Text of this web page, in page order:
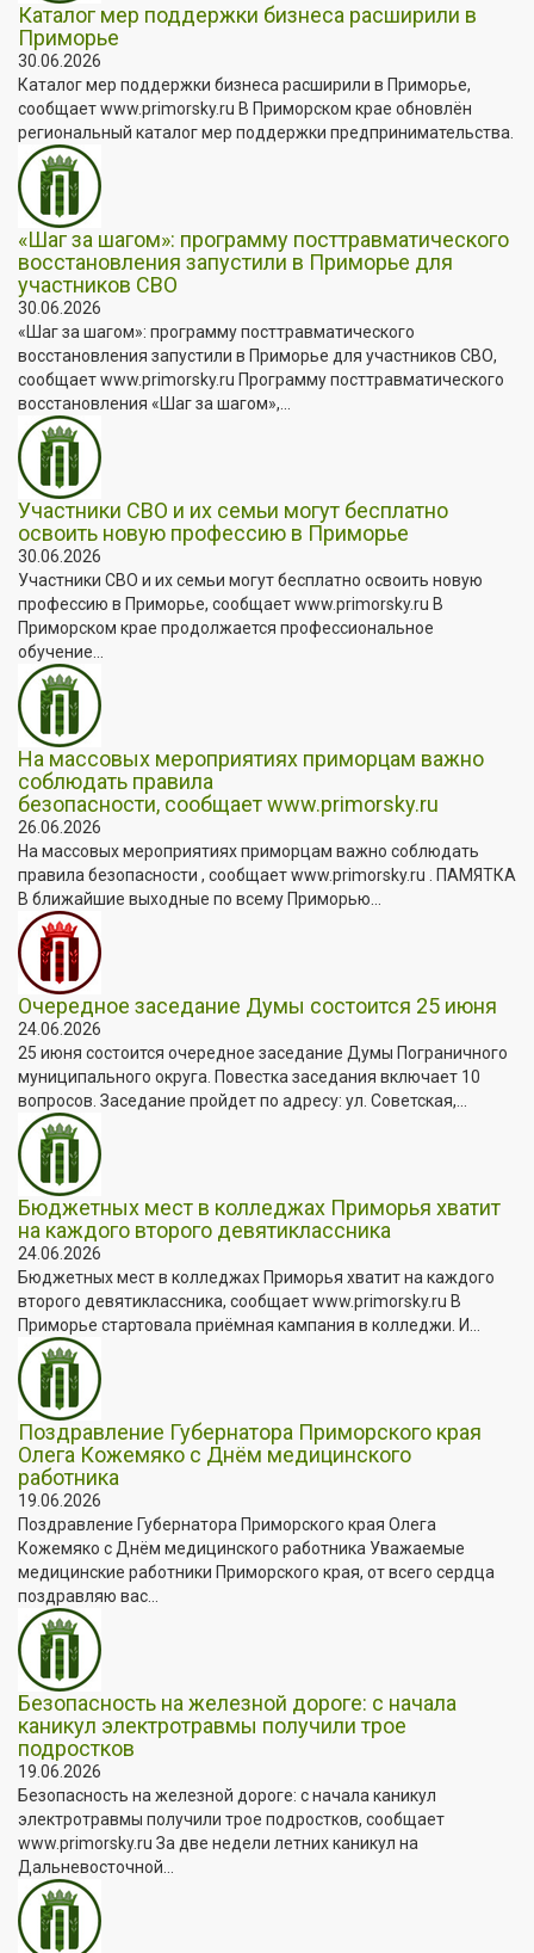
Каталог мер поддержки бизнеса расширили в
Приморье
30.06.2026
Каталог мер поддержки бизнеса расширили в Приморье,
сообщает www.primorsky.ru В Приморском крае обновлён
региональный каталог мер поддержки предпринимательства.
«Шаг за шагом»: программу посттравматического
восстановления запустили в Приморье для
участников СВО
30.06.2026
«Шаг за шагом»: программу посттравматического
восстановления запустили в Приморье для участников СВО,
сообщает www.primorsky.ru Программу посттравматического
восстановления «Шаг за шагом»,...
Участники СВО и их семьи могут бесплатно
освоить новую профессию в Приморье
30.06.2026
Участники СВО и их семьи могут бесплатно освоить новую
профессию в Приморье, сообщает www.primorsky.ru В
Приморском крае продолжается профессиональное
обучение...
На массовых мероприятиях приморцам важно
соблюдать правила
безопасности, сообщает www.primorsky.ru
26.06.2026
На массовых мероприятиях приморцам важно соблюдать
правила безопасности , сообщает www.primorsky.ru . ПАМЯТКА
В ближайшие выходные по всему Приморью...
Очередное заседание Думы состоится 25 июня
24.06.2026
25 июня состоится очередное заседание Думы Пограничного
муниципального округа. Повестка заседания включает 10
вопросов. Заседание пройдет по адресу: ул. Советская,...
Бюджетных мест в колледжах Приморья хватит
на каждого второго девятиклассника
24.06.2026
Бюджетных мест в колледжах Приморья хватит на каждого
второго девятиклассника, сообщает www.primorsky.ru В
Приморье стартовала приёмная кампания в колледжи. И...
Поздравление Губернатора Приморского края
Олега Кожемяко с Днём медицинского
работника
19.06.2026
Поздравление Губернатора Приморского края Олега
Кожемяко с Днём медицинского работника Уважаемые
медицинские работники Приморского края, от всего сердца
поздравляю вас...
Безопасность на железной дороге: с начала
каникул электротравмы получили трое
подростков
19.06.2026
Безопасность на железной дороге: с начала каникул
электротравмы получили трое подростков, сообщает
www.primorsky.ru За две недели летних каникул на
Дальневосточной...